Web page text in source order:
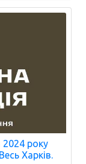
2024 року
Харків.